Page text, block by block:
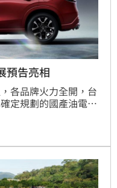
預告亮相
各品牌火力全開，台
定規劃的國產油電
車大展 」亮相。